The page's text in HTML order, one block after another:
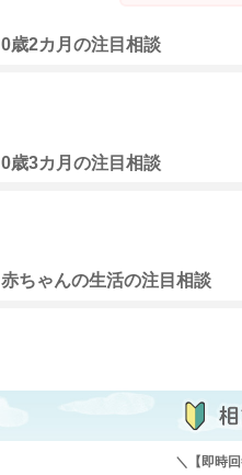
0歳2カ月の注目相談
0歳3カ月の注目相談
赤ちゃんの生活の注目相談
＼【即時